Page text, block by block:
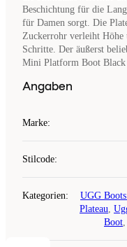
Beschichtung für die
für Damen sorgt. Die
Zuckerrohr verleiht
Schritte. Der äußerst
Mini Platform Boot Black
Angaben
Marke:
Stilcode:
Kategorien: UGG
Plateau,
Boot,